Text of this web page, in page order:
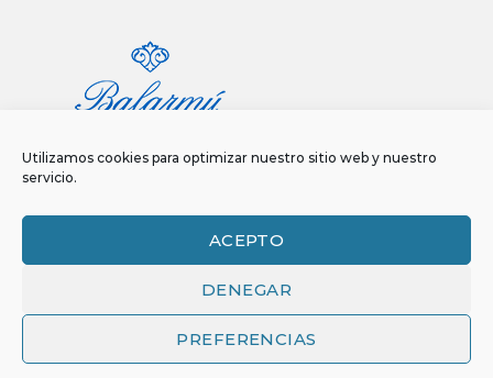
Utilizamos cookies para optimizar nuestro sitio web y nuestro
servicio.
ACEPTO
DENEGAR
PREFERENCIAS
Política de privacidad
intelectual e industrial de este sitio web, y es también titular o tiene la
correspondiente licencia sobre los derechos de propiedad intelectual,